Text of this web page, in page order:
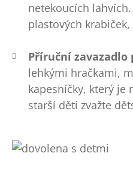
netekoucích
plastových
Příruční zavazadlo
lehkými hračkami,
kapesníčky, který je
starší děti zvažte